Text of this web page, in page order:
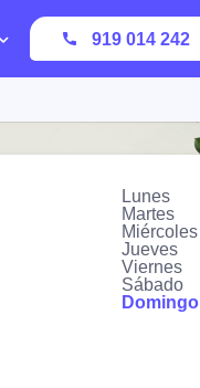
919 014 242
Lunes
Martes
Miércoles
Jueves
Viernes
Sábado
Domingo